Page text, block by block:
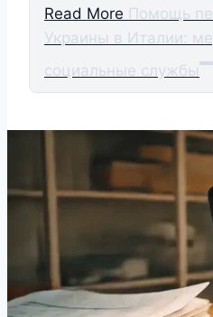
Read More Помощь
Украины в Италии:
социальные службы